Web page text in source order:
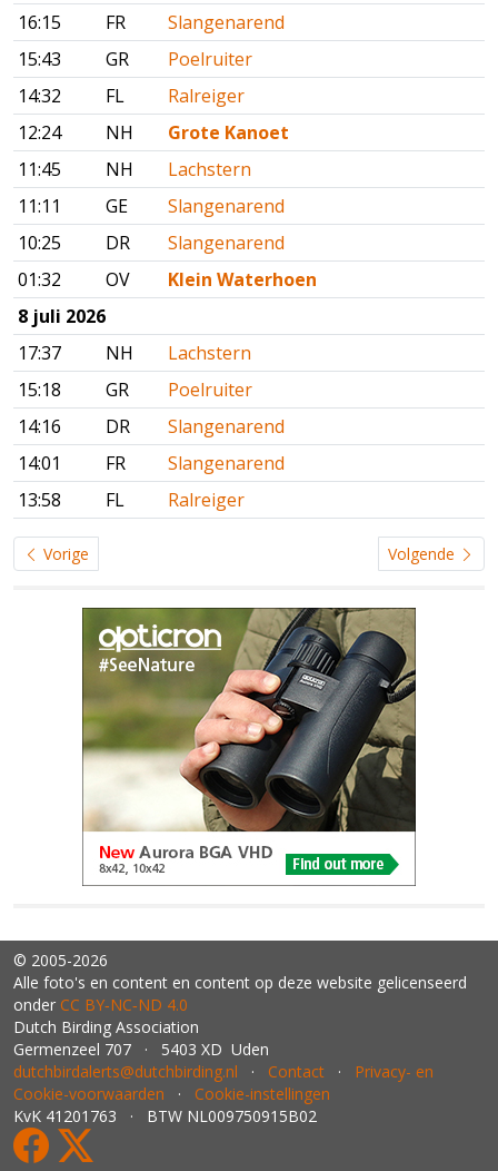
16:15
FR
Slangenarend
15:43
GR
Poelruiter
14:32
FL
Ralreiger
12:24
NH
Grote Kanoet
11:45
NH
Lachstern
11:11
GE
Slangenarend
10:25
DR
Slangenarend
01:32
OV
Klein Waterhoen
8 juli 2026
17:37
NH
Lachstern
15:18
GR
Poelruiter
14:16
DR
Slangenarend
14:01
FR
Slangenarend
13:58
FL Ralreiger
Vorige Volgende
© 2005-2026
Alle foto's en content en content op deze website gelicenseerd
onder CC BY‑NC‑ND 4.0
Dutch Birding Association
Germenzeel 707 · 5403 XD Uden
dutchbirdalerts@dutchbirding.nl · Contact · Privacy- en
Cookie-voorwaarden · Cookie-instellingen
KvK 41201763 · BTW NL009750915B02